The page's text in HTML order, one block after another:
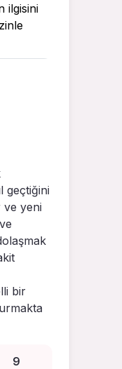
ilgisini
geçtiğini
ve yeni
bir
9